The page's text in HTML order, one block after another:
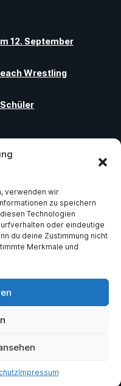
verwenden wir
zu speichern
Technologien
oder eindeutige
du deine Zustimmung nicht
Merkmale und
Impressum
12. September
Wrestling
Media-Seiten
exklusiven
Bruchsal